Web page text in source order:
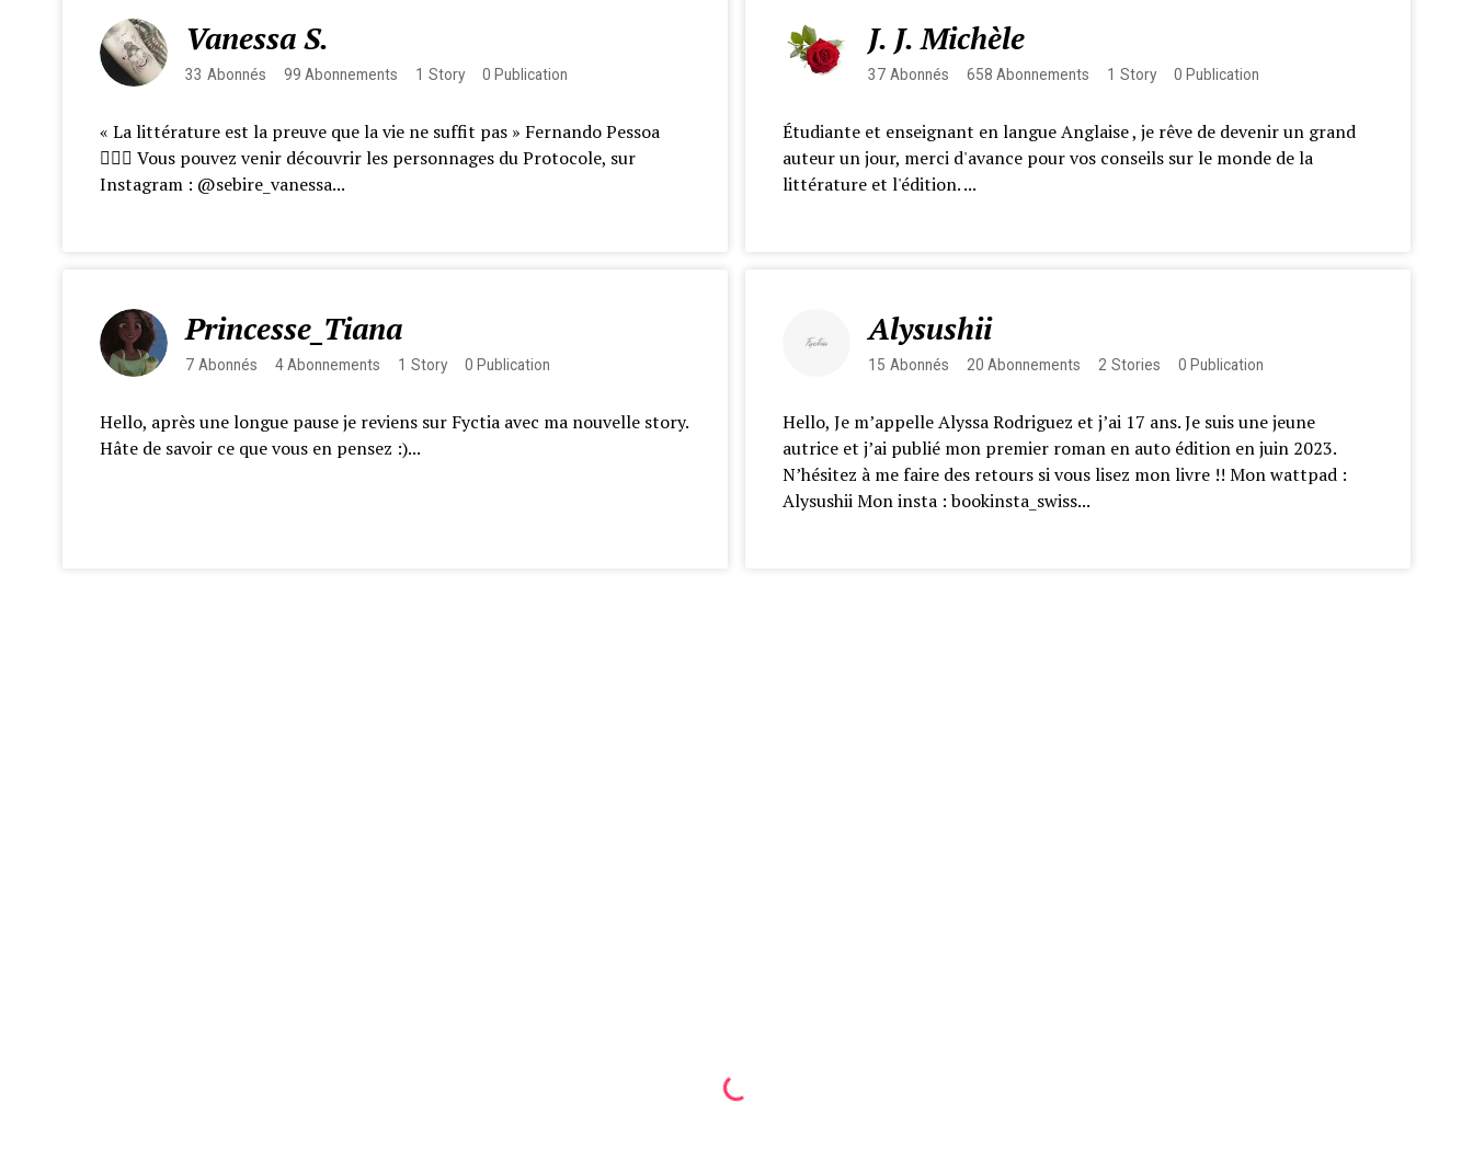
Vanessa S.
33 Abonnés 99 Abonnements 1 Story 0 Publication
« La littérature est la preuve que la vie ne suffit pas » Fernando Pessoa
🧚🏻‍♂️ Vous pouvez venir découvrir les personnages du Protocole, sur
Instagram : @sebire_vanessa...
J. J. Michèle
37 Abonnés 658 Abonnements 1 Story 0 Publication
Étudiante et enseignant en langue Anglaise , je rêve de devenir un grand
auteur un jour, merci d'avance pour vos conseils sur le monde de la
littérature et l'édition. ...
Princesse_Tiana
7 Abonnés 4 Abonnements 1 Story 0 Publication
Hello, après une longue pause je reviens sur Fyctia avec ma nouvelle story.
Hâte de savoir ce que vous en pensez :)...
Alysushii
15 Abonnés 20 Abonnements 2 Stories 0 Publication
Hello, Je m’appelle Alyssa Rodriguez et j’ai 17 ans. Je suis une jeune
autrice et j’ai publié mon premier roman en auto édition en juin 2023.
N’hésitez à me faire des retours si vous lisez mon livre !! Mon wattpad :
Alysushii Mon insta : bookinsta_swiss...